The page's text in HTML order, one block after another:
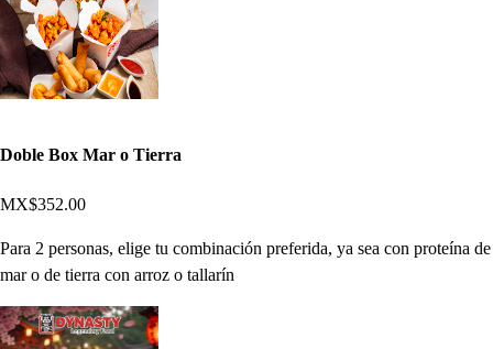
Doble Box Mar o Tierra
MX$352.00
Para 2 personas, elige tu combinación preferida, ya sea con proteína de
mar o de tierra con arroz o tallarín